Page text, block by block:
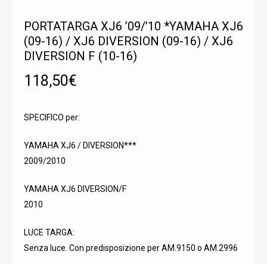
PORTATARGA XJ6 ’09/’10 *YAMAHA XJ6
(09-16) / XJ6 DIVERSION (09-16) / XJ6
DIVERSION F (10-16)
118,50€
SPECIFICO per:
YAMAHA XJ6 / DIVERSION***
2009/2010
YAMAHA XJ6 DIVERSION/F
2010
LUCE TARGA:
Senza luce. Con predisposizione per AM.9150 o AM.2996